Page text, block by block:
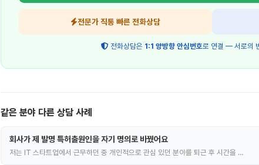
전문가 직통 빠른 전화상담
전화상담은 1:1 양방향 안심번호로 연결 — 서로의
같은 분야 다른 상담 사례
회사가 제 발명 특허출원인을 자기 명의로 바꿨어요
저는 IT 스타트업에서 근무하던 중 개인적으로 관심 있던 분야를 퇴근 후 시간을 …